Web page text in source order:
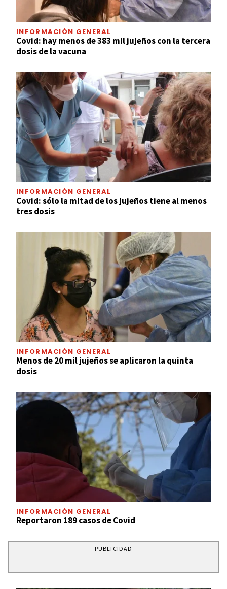
INFORMACIÓN GENERAL
Covid: hay menos de 383 mil jujeños con la tercera
dosis de la vacuna
INFORMACIÓN GENERAL
Covid: sólo la mitad de los jujeños tiene al menos
tres dosis
INFORMACIÓN GENERAL
Menos de 20 mil jujeños se aplicaron la quinta
dosis
INFORMACIÓN GENERAL
Reportaron 189 casos de Covid
PUBLICIDAD